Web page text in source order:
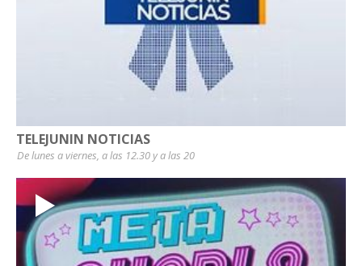
TELEJUNIN NOTICIAS
De lunes a viernes, a las 12.30 y a las 20